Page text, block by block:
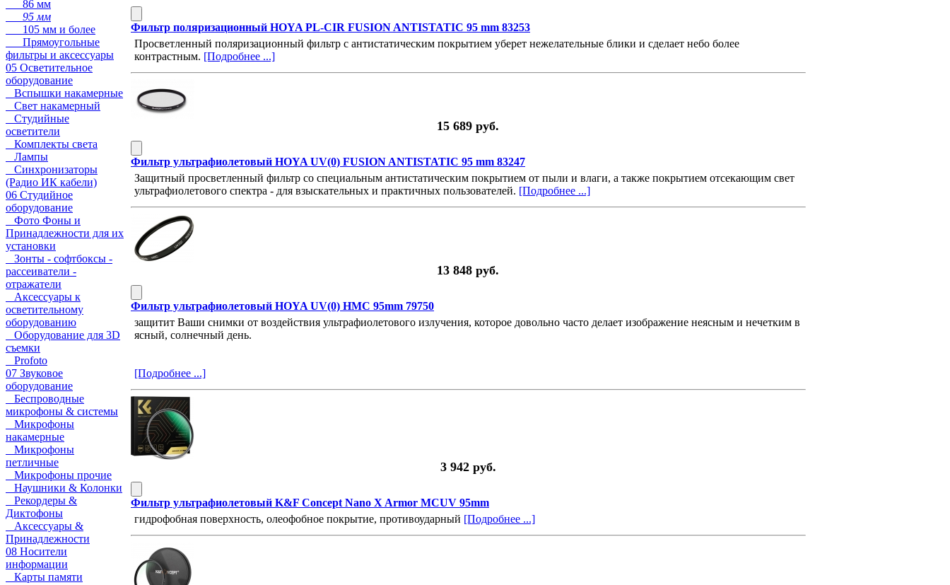
86 мм
95 мм
105 мм и более
Прямоугольные
фильтры и аксессуары
05 Осветительное
оборудование
Вспышки накамерные
Свет накамерный
Студийные
осветители
Комплекты света
Лампы
Синхронизаторы
(Радио ИК кабели)
06 Студийное
оборудование
Фото Фоны и
Принадлежности для их
установки
Зонты - софтбоксы -
рассеиватели -
отражатели
Аксессуары к
осветительному
оборудованию
Оборудование для 3D
съемки
Profoto
07 Звуковое
оборудование
Беспроводные
микрофоны & системы
Микрофоны
накамерные
Микрофоны
петличные
Микрофоны прочие
Наушники & Колонки
Рекордеры &
Диктофоны
Аксессуары &
Принадлежности
08 Носители
информации
Карты памяти
Фильтр поляризационный HOYA PL-CIR FUSION ANTISTATIC 95 mm 83253
Просветленный поляризационный фильтр с антистатическим покрытием уберет нежелательные блики и сделает небо более
контрастным. [Подробнее ...]
15 689 руб.
Фильтр ультрафиолетовый HOYA UV(0) FUSION ANTISTATIC 95 mm 83247
Защитный просветленный фильтр со специальным антистатическим покрытием от пыли и влаги, а также покрытием отсекающим свет
ультрафиолетового спектра - для взыскательных и практичных пользователей. [Подробнее ...]
13 848 руб.
Фильтр ультрафиолетовый HOYA UV(0) HMC 95mm 79750
защитит Ваши снимки от воздействия ультрафиолетового излучения, которое довольно часто делает изображение неясным и нечетким в
ясный, солнечный день.
[Подробнее ...]
3 942 руб.
Фильтр ультрафиолетовый K&F Concept Nano X Armor MCUV 95mm
гидрофобная поверхность, олеофобное покрытие, противоударный [Подробнее ...]